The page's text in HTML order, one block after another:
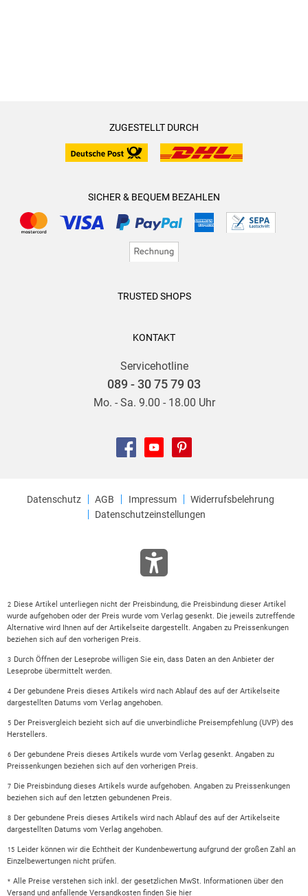
ZUGESTELLT DURCH
SICHER & BEQUEM BEZAHLEN
TRUSTED SHOPS
KONTAKT
Servicehotline
089 - 30 75 79 03
Mo. - Sa. 9.00 - 18.00 Uhr
Datenschutz AGB Impressum
Widerrufsbelehrung
Datenschutzeinstellungen
2 Diese Artikel unterliegen nicht der Preisbindung, die Preisbindung dieser Artikel
wurde aufgehoben oder der Preis wurde vom Verlag gesenkt. Die jeweils zutreffende
Alternative wird Ihnen auf der Artikelseite dargestellt. Angaben zu Preissenkungen
beziehen sich auf den vorherigen Preis.
3 Durch Öffnen der Leseprobe willigen Sie ein, dass Daten an den Anbieter der
Leseprobe übermittelt werden.
4 Der gebundene Preis dieses Artikels wird nach Ablauf des auf der Artikelseite
dargestellten Datums vom Verlag angehoben.
5 Der Preisvergleich bezieht sich auf die unverbindliche Preisempfehlung (UVP) des
Herstellers.
6 Der gebundene Preis dieses Artikels wurde vom Verlag gesenkt. Angaben zu
Preissenkungen beziehen sich auf den vorherigen Preis.
7 Die Preisbindung dieses Artikels wurde aufgehoben. Angaben zu Preissenkungen
beziehen sich auf den letzten gebundenen Preis.
8 Der gebundene Preis dieses Artikels wird nach Ablauf des auf der Artikelseite
dargestellten Datums vom Verlag angehoben.
15 Leider können wir die Echtheit der Kundenbewertung aufgrund der großen Zahl an
Einzelbewertungen nicht prüfen.
* Alle Preise verstehen sich inkl. der gesetzlichen MwSt. Informationen über den
Versand und anfallende Versandkosten finden Sie hier